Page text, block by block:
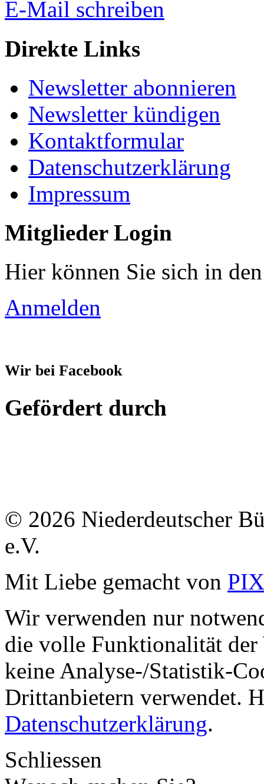
E-Mail schreiben
Direkte Links
Newsletter abonnieren
Newsletter kündigen
Kontaktformular
Datenschutzerklärung
Impressum
Mitglieder Login
Hier können Sie sich in
Anmelden
Wir bei Facebook
Gefördert durch
© 2026 Niederdeutscher
e.V.
Mit Liebe gemacht von
Wir verwenden nur
die volle Funktionalität der
keine Analyse-/Statistik-
Drittanbietern verwendet.
Datenschutzerklärung.
Schliessen